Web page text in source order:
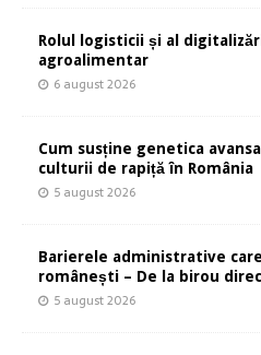
Rolul logisticii și al
agroalimentar
6 august 2026
Cum susține genetica
culturii de rapiță în România
5 august 2026
Barierele administrative
românești – De la birou
5 august 2026